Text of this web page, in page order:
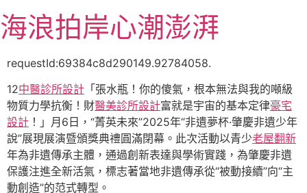
至
主
容
海浪拍岸心潮澎湃
requestId:69384c8d290149.92784058.
12中醫診所設計 「張水瓶！你的傻氣，根本無法與我的噸級
物質力學抗衡！財醫美診所設計富就是宇宙的基本定律豪宅
設計 ！」月6日，“菁英未來”2025年“非遺夢杯·肇慶非遺少年
說”展現展演暨頒獎典禮圓滿閉幕。此次活動以青少老屋翻新
年為非遺傳承主體，通過創新表達與學術實踐，為肇慶非遺
保護注進全新活氣，標志著當地非遺傳承從“被動接續”向“主
動創造”的范式轉型。